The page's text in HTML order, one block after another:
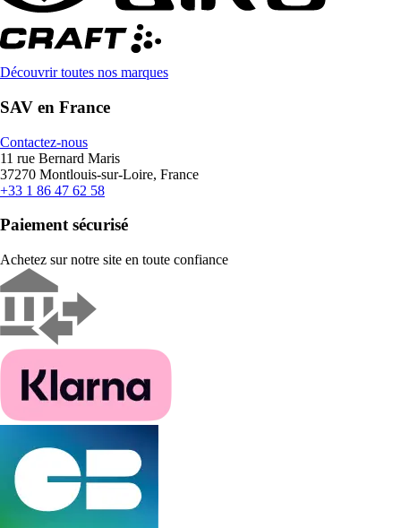
Découvrir toutes nos marques
SAV en France
Contactez-nous
11 rue Bernard Maris
37270 Montlouis-sur-Loire, France
+33 1 86 47 62 58
Paiement sécurisé
Achetez sur notre site en toute confiance